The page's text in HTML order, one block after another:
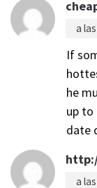
a
If
he
up to
date
a